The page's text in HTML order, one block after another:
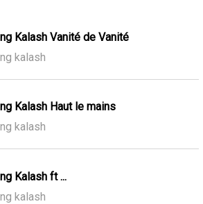
Kalash Vanité de Vanité
kalash
Kalash Haut le mains
kalash
Kalash ft ...
kalash